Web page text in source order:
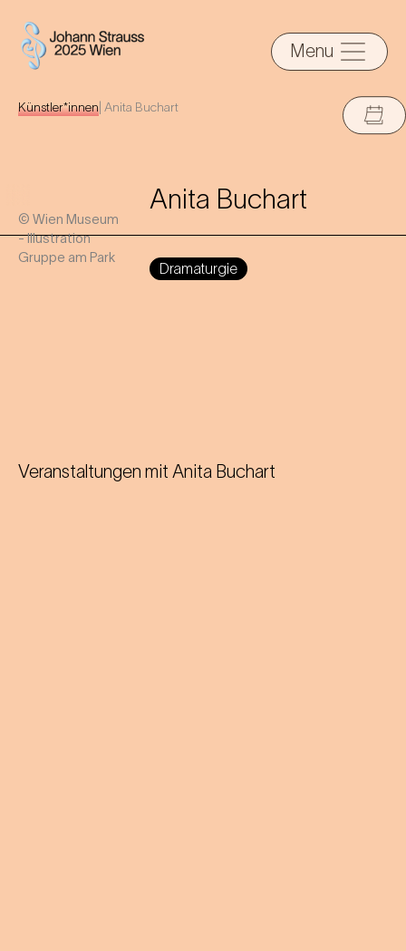
Menu
Künstler*innen Anita Buchart
© Wien Museum
- Illustration
Gruppe am Park
Anita Buchart
Dramaturgie
Veranstaltungen mit Anita Buchart